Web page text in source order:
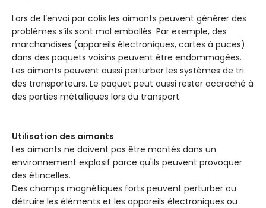
Lors de l’envoi par colis les aimants peuvent générer des
problèmes s’ils sont mal emballés. Par exemple, des
marchandises (appareils électroniques, cartes à puces)
dans des paquets voisins peuvent être endommagées.
Les aimants peuvent aussi perturber les systèmes de tri
des transporteurs. Le paquet peut aussi rester accroché à
des parties métalliques lors du transport.
Utilisation des aimants
Les aimants ne doivent pas être montés dans un
environnement explosif parce qu'ils peuvent provoquer
des étincelles.
Des champs magnétiques forts peuvent perturber ou
détruire les éléments et les appareils électroniques ou